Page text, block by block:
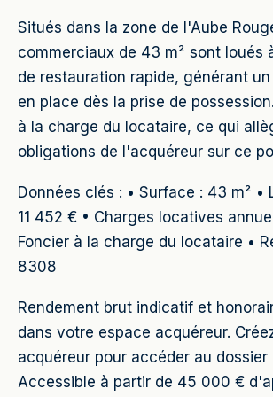
Situés dans la zone de l'Aube
commerciaux de 43 m² sont loués
de restauration rapide, générant
en place dès la prise de
à la charge du locataire, ce qui
obligations de l'acquéreur sur ce
Données clés : • Surface : 43 m² •
11 452 € • Charges locatives
Foncier à la charge du locataire •
8308
Rendement brut indicatif et
dans votre espace acquéreur.
acquéreur pour accéder au dossier
Accessible à partir de 45 000 €